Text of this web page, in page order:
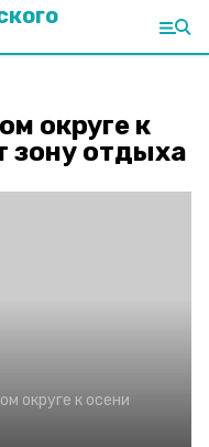
округе к
зону отдыха
округе к осени